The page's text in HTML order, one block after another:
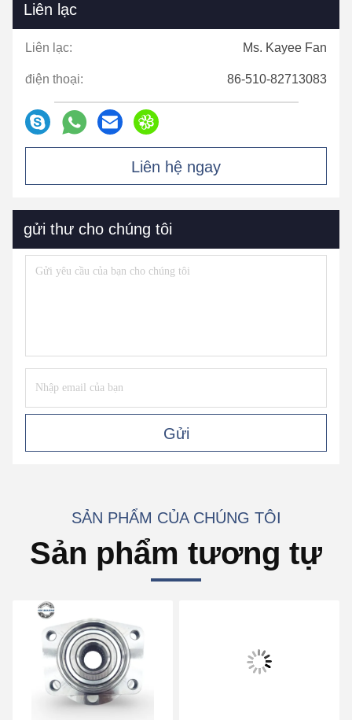
Liên lạc
Liên lạc: Ms. Kayee Fan
điện thoại: 86-510-82713083
Liên hệ ngay
gửi thư cho chúng tôi
Gửi
SẢN PHẨM CỦA CHÚNG TÔI
Sản phẩm tương tự